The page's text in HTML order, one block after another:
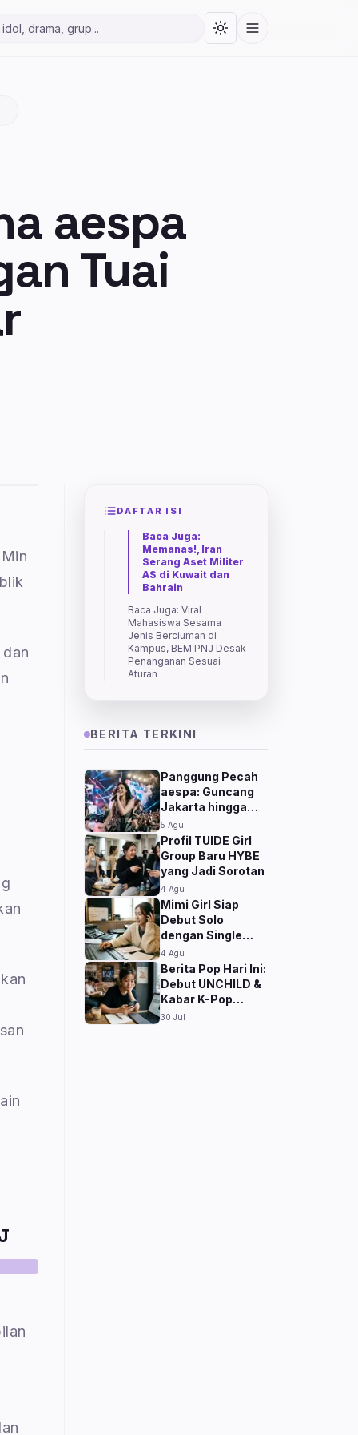
Korea Toggle theme
Menu
aespa
Tuai
DAFTAR ISI
Baca Juga:
Memanas!, Iran
Serang Aset Militer
AS di Kuwait dan
Bahrain
Baca Juga: Viral
Mahasiswa Sesama
Jenis Berciuman di
Kampus, BEM PNJ Desak
Penanganan Sesuai
Aturan
BERITA TERKINI
Panggung Pecah
aespa: Guncang
Jakarta hingga
Chicago
5 Agu
Profil TUIDE Girl
Group Baru HYBE
yang Jadi Sorotan
4 Agu
Mimi Girl Siap
Debut Solo
dengan Single
Perdana
4 Agu
Berita Pop Hari Ini:
Debut UNCHILD &
Kabar K-Pop
Terbaru
30 Jul